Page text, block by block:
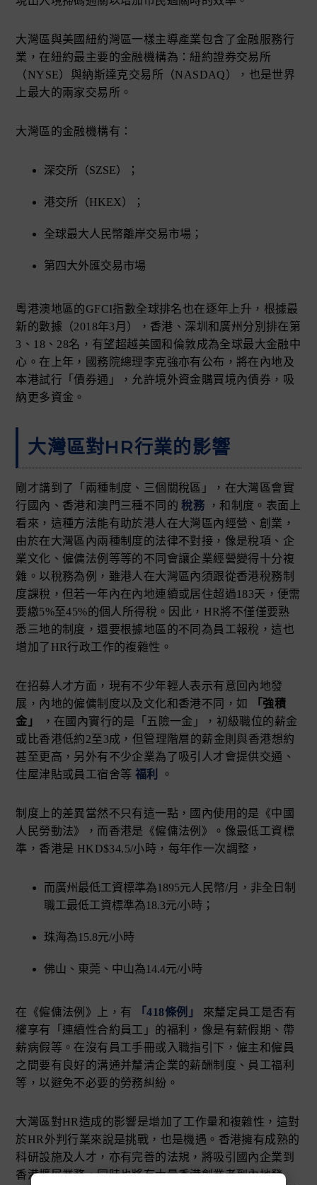
大灣區與美國紐約灣區一樣主導產業包含了金融服務行
業，在紐約最主要的金融機構為：紐約證券交易所
（NYSE）與納斯達克交易所（NASDAQ），也是世界
上最大的兩家交易所。
大灣區的金融機構有：
深交所（SZSE）；
港交所（HKEX）；
全球最大人民幣離岸交易市場；
第四大外匯交易市場
粵港澳地區的GFCI指數全球排名也在逐年上升，根據最
新的數據（2018年3月），香港、深圳和廣州分別排在第
3、18、28名，有望超越美國和倫敦成為全球最大金融中
心。在上年，國務院總理李克強亦有公布，將在內地及
本港試行「債券通」，允許境外資金購買境內債券，吸
納更多資金。
大灣區對HR行業的影響
剛才講到了「兩種制度、三個關稅區」，在大灣區會實
行國內、香港和澳門三種不同的稅務 ，和制度。表面上
看來，這種方法能有助於港人在大灣區內經營、創業，
由於在大灣區內兩種制度的法律不對接，像是稅項、企
業文化、僱傭法例等等的不同會讓企業經營變得十分複
雜。以稅務為例，雖港人在大灣區內須跟從香港稅務制
度課稅，但若一年內在內地連續或居住超過183天，便需
要繳5%至45%的個人所得稅。因此，HR將不僅僅要熟
悉三地的制度，還要根據地區的不同為員工報稅，這也
增加了HR行政工作的複雜性。
在招募人才方面，現有不少年輕人表示有意回內地發
展，內地的僱傭制度以及文化和香港不同，如
「強積
金」
，在國內實行的是「五險一金」，初級職位的薪金
或比香港低約2至3成，但管理階層的薪金則與香港想約
甚至更高，另外有不少企業為了吸引人才會提供交通、
住屋津貼或員工宿舍等 福利 。
制度上的差異當然不只有這一點，國內使用的是《中國
人民勞動法》，而香港是《僱傭法例》。像最低工資標
準，香港是 HKD$34.5/小時，每年作一次調整，
而廣州最低工資標準為1895元人民幣/月，非全日制
職工最低工資標準為18.3元/小時；
珠海為15.8元/小時
佛山、東莞、中山為14.4元/小時
在《僱傭法例》上，有 「418條例」 來釐定員工是否有
權享有「連續性合約員工」的福利，像是有薪假期、帶
薪病假等。在沒有員工手冊或入職指引下，僱主和僱員
之間要有良好的溝通并釐清企業的薪酬制度、員工福利
等，以避免不必要的勞務糾紛。
大灣區對HR造成的影響是增加了工作量和複雜性，這對
於HR外判行業來說是挑戰，也是機遇。香港擁有成熟的
科研設施及人才，亦有完善的法規，將吸引國內企業到
香港擴展業務，同時也將有大量香港創業者到內地發